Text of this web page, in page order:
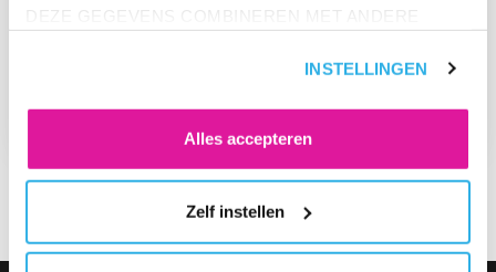
ACCEPTEREN' ALS JE INSTEMT MET ALLE
NOODZAKELIJKE COOKIES WILT. ONDER 'ZELF
ALTIJD JE TOESTEMMING VOOR DE COOKIES
INSTELLINGEN
Alles accepteren
Zelf instellen
PENSIOENUITVOERDER BEFRANK
IS B CORP GECERTIFICEERD
NIEUWS